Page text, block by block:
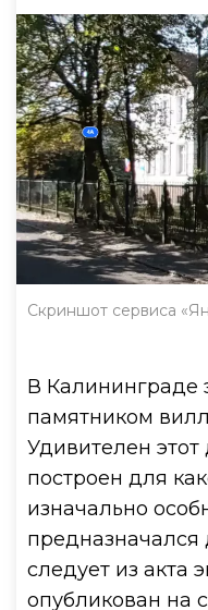
Скриншот сервиса
В Калининграде
памятником
Удивителен
построен для
изначально
предназначался
следует из акта
опубликован на